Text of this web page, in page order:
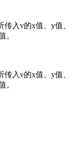
入v的x值、y值、
。
入v的x值、y值、
。